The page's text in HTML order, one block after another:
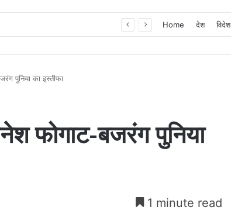
Home देश विदेश
पुनिया का इस्तीफा
फोगाट-बजरंग पुनिया
1 minute read